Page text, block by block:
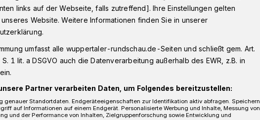
März 2022) arbeiten die Wupppertaler
in Elberfeld an
der Bereich an der Wupperbrücke
links auf der Webseite, falls zutreffend]. Ihre Einstellungen gelten
Website. Weitere Informationen finden Sie in unserer
umfasst alle wuppertaler-rundschau.de-Seiten und schließt gem. Art.
1 lit. a DSGVO auch die Datenverarbeitung außerhalb des EWR, z.B. in
Partner verarbeiten Daten, um Folgendes bereitzustellen:
genauer Standortdaten. Endgeräteeigenschaften zur Identifikation aktiv abfragen. Speichern
auf Informationen auf einem Endgerät. Personalisierte Werbung und Inhalte, Messung von
und der Performance von Inhalten, Zielgruppenforschung sowie Entwicklung und